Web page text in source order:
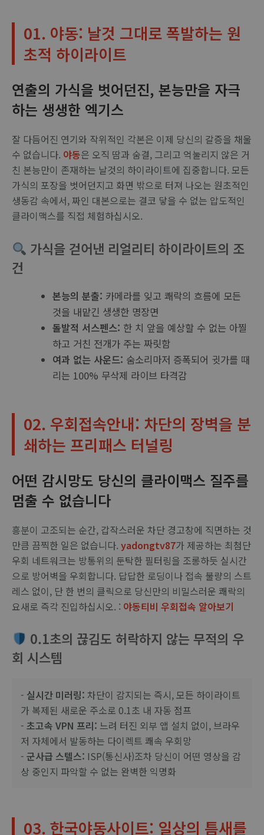
01. 야동: 날것 그대로 폭발하는 원
초적 하이라이트
연출의 가식을 벗어던진, 본능만을 자극
하는 생생한 엑기스
잘 다듬어진 연기와 작위적인 각본은 이제 당신의 갈증을 채울
수 없습니다. 야동은 오직 땀과 숨결, 그리고 억눌리지 않은 거
친 본능만이 존재하는 날것의 하이라이트에 집중합니다. 모든
가식의 포장을 벗어던지고 화면 밖으로 터져 나오는 원초적인
생동감 속에서, 짜인 대본으로는 결코 닿을 수 없는 압도적인
클라이맥스를 직접 체험하십시오.
가식을 걷어낸 리얼리티 하이라이트의 조
건
본능의 분출: 카메라를 잊고 쾌락의 흐름에 모든
것을 내맡긴 생생한 명장면
돌발적 서스펜스: 한 치 앞을 예상할 수 없는 아찔
하고 거친 전개가 주는 짜릿함
여과 없는 사운드: 숨소리마저 증폭되어 귓가를 때
리는 100% 무삭제 라이브 타격감
02. 우회접속안내: 차단의 장벽을 분
쇄하는 프리패스 터널링
어떤 감시망도 당신의 클라이맥스 질주를
멈출 수 없습니다
흥분이 고조되는 순간, 갑작스러운 차단 경고창에 직면하는 것
만큼 끔찍한 일은 없습니다. yadongtv87가 제공하는 최첨단
우회 네트워크는 방통위의 둔탁한 필터링을 조롱하듯 실시간
으로 방어벽을 우회합니다. 답답한 로딩이나 접속 불량의 스트
레스 없이, 단 한 번의 클릭으로 당신만의 비밀스러운 쾌락의
요새로 즉각 진입하십시오. : 야동티비 우회접속 알아보기
0.1초의 끊김도 허락하지 않는 무적의 우
회 시스템
- 실시간 미러링: 차단이 감지되는 즉시, 모든 하이라이트
가 복제된 새로운 주소로 0.1초 내 자동 점프
- 초고속 VPN 프리: 느려 터진 외부 앱 설치 없이, 브라우
저 자체에서 발동하는 다이렉트 쾌속 우회망
- 군사급 스텔스: ISP(통신사)조차 당신이 어떤 영상을 감
상 중인지 파악할 수 없는 완벽한 익명화
03. 한국야동사이트: 일상의 틈새를